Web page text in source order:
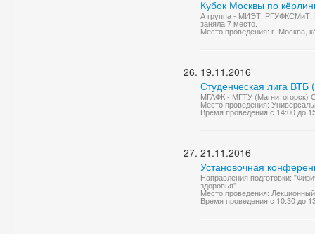
Кубок Москвы по
А группа - МИЭТ,
заняла 7 место.
Место проведения: г. Москва,
19.11.2016
Студенческая лига ВТБ
МГАФК - МГТУ (Магнитогорск)
Место проведения:
Время проведения с 14:00 до
21.11.2016
Установочная
Направления подготовки:
здоровья"
Место проведения:
Время проведения с 10:30 до